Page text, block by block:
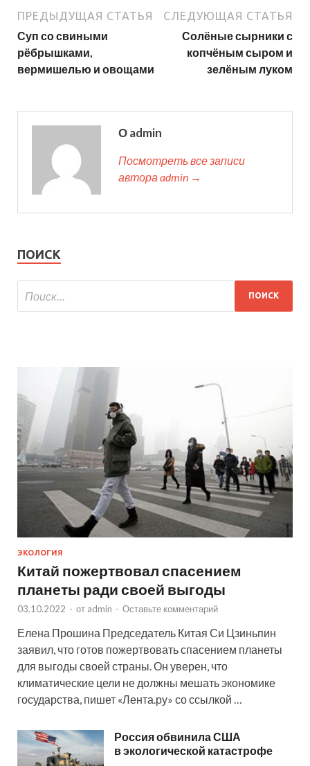
ПРЕДЫДУЩАЯ СТАТЬЯ
Суп со свиными
рёбрышками,
вермишелью и овощами
СЛЕДУЮЩАЯ СТАТЬЯ
Солёные сырники с
копчёным сыром и
зелёным луком
О admin
Посмотреть все записи
автора admin →
ПОИСК
ЭКОЛОГИЯ
Китай пожертвовал спасением
планеты ради своей выгоды
03.10.2022 - от admin - Оставьте комментарий
Елена Прошина Председатель Китая Си Цзиньпин
заявил, что готов пожертвовать спасением планеты
для выгоды своей страны. Он уверен, что
климатические цели не должны мешать экономике
государства, пишет «Лента.ру» со ссылкой …
Россия обвинила США
в экологической катастрофе